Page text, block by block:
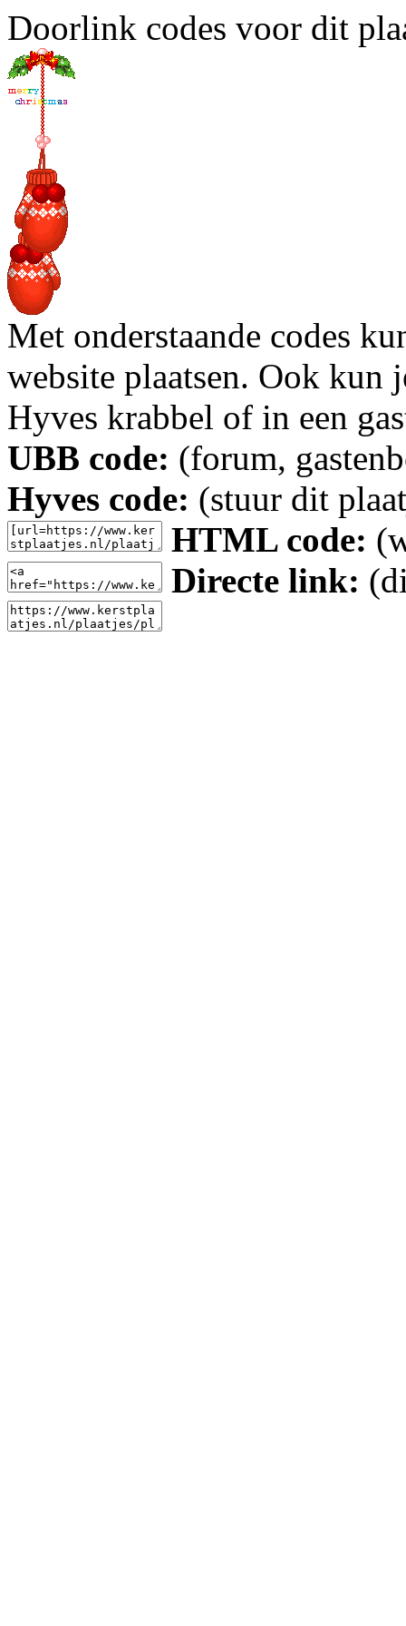
Doorlink codes voor dit
Met onderstaande codes
website plaatsen. Ook kun
Hyves krabbel of in een
UBB code: (forum,
Hyves code: (stuur dit
HTML code:
Directe link: